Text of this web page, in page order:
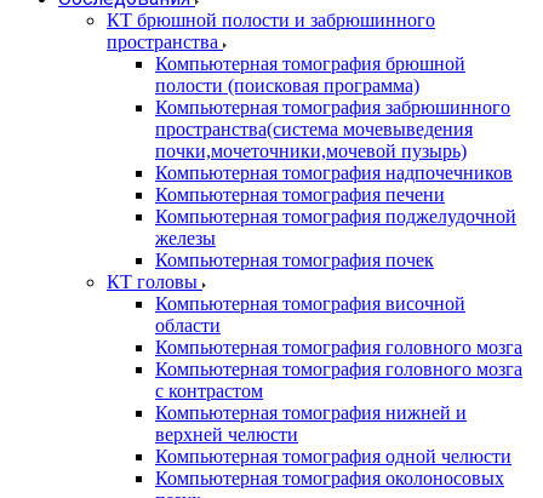
КТ брюшной полости и забрюшинного
пространства
Компьютерная томография брюшной
полости (поисковая программа)
Компьютерная томография забрюшинного
пространства(система мочевыведения
почки,мочеточники,мочевой пузырь)
Компьютерная томография надпочечников
Компьютерная томография печени
Компьютерная томография поджелудочной
железы
Компьютерная томография почек
КТ головы
Компьютерная томография височной
области
Компьютерная томография головного мозга
Компьютерная томография головного мозга
с контрастом
Компьютерная томография нижней и
верхней челюсти
Компьютерная томография одной челюсти
Компьютерная томография околоносовых